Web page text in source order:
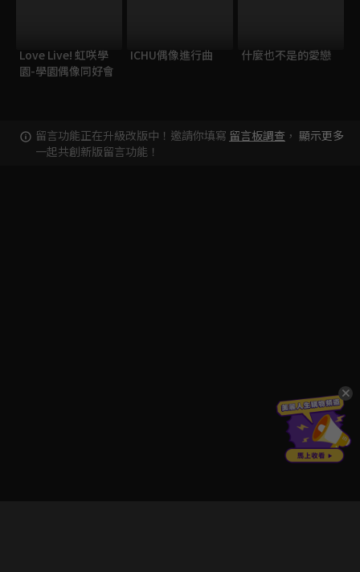
Love Live! 虹咲學
園-學園偶像同好會
ICHU偶像進行曲 什麼也不是的愛戀
留言功能正在升級改版中！邀請你填寫 留言板調查 ，
一起共創新版留言功能！
顯示更多